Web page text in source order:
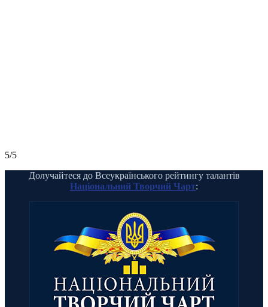
5/5
Долучайтеся до Всеукраїнського рейтингу талантів
Національний Творчий Чарт: